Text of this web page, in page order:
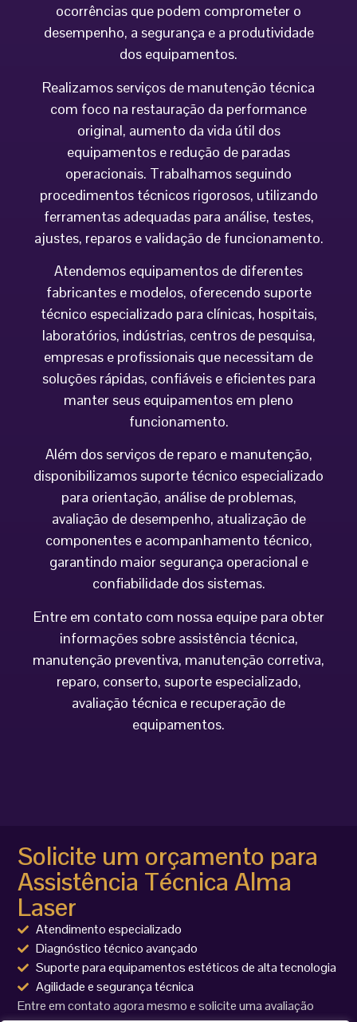
ocorrências que podem comprometer o
desempenho, a segurança e a produtividade
dos equipamentos.
Realizamos serviços de manutenção técnica
com foco na restauração da performance
original, aumento da vida útil dos
equipamentos e redução de paradas
operacionais. Trabalhamos seguindo
procedimentos técnicos rigorosos, utilizando
ferramentas adequadas para análise, testes,
ajustes, reparos e validação de funcionamento.
Atendemos equipamentos de diferentes
fabricantes e modelos, oferecendo suporte
técnico especializado para clínicas, hospitais,
laboratórios, indústrias, centros de pesquisa,
empresas e profissionais que necessitam de
soluções rápidas, confiáveis e eficientes para
manter seus equipamentos em pleno
funcionamento.
Além dos serviços de reparo e manutenção,
disponibilizamos suporte técnico especializado
para orientação, análise de problemas,
avaliação de desempenho, atualização de
componentes e acompanhamento técnico,
garantindo maior segurança operacional e
confiabilidade dos sistemas.
Entre em contato com nossa equipe para obter
informações sobre assistência técnica,
manutenção preventiva, manutenção corretiva,
reparo, conserto, suporte especializado,
avaliação técnica e recuperação de
equipamentos.
Solicite um orçamento para
Assistência Técnica Alma
Laser
Atendimento especializado
Diagnóstico técnico avançado
Suporte para equipamentos estéticos de alta tecnologia
Agilidade e segurança técnica
Entre em contato agora mesmo e solicite uma avaliação